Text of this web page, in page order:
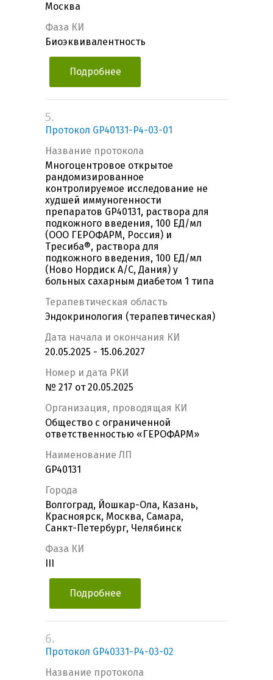
Москва
Фаза КИ
Биоэквивалентность
Подробнее
5.
Протокол GP40131-P4-03-01
Название протокола
Многоцентровое открытое
рандомизированное
контролируемое исследование не
худшей иммуногенности
препаратов GP40131, раствора для
подкожного введения, 100 ЕД/мл
(ООО ГЕРОФАРМ, Россия) и
Тресиба®, раствора для
подкожного введения, 100 ЕД/мл
(Ново Нордиск А/С, Дания) у
больных сахарным диабетом 1 типа
Терапевтическая область
Эндокринология (терапевтическая)
Дата начала и окончания КИ
20.05.2025 - 15.06.2027
Номер и дата РКИ
№ 217 от 20.05.2025
Организация, проводящая КИ
Общество с ограниченной
ответственностью «ГЕРОФАРМ»
Наименование ЛП
GP40131
Города
Волгоград, Йошкар-Ола, Казань,
Красноярск, Москва, Самара,
Санкт-Петербург, Челябинск
Фаза КИ
Подробнее
6.
Протокол GP40331-P4-03-02
Название протокола